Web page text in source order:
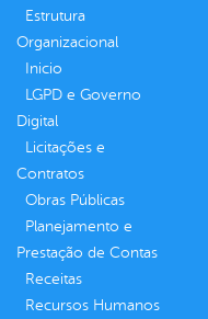
Estrutura
Organizacional
Inicio
LGPD e Governo
Digital
Licitações e
Contratos
Obras Públicas
Planejamento e
Prestação de Contas
Receitas
Recursos Humanos